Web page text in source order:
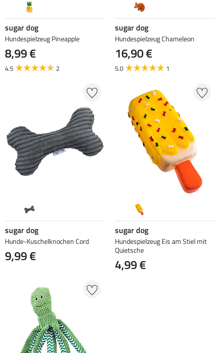
sugar dog
Hundespielzeug Pineapple
8,99 €
4.5 2
sugar dog
Hundespielzeug Chameleon
16,90 €
5.0 1
sugar dog
Hunde-Kuschelknochen Cord
9,99 €
sugar dog
Hundespielzeug Eis am Stiel mit
Quietsche
4,99 €